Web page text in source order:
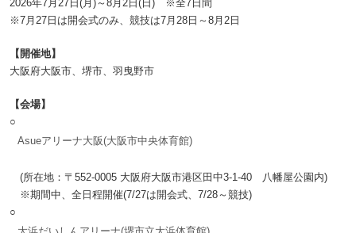
2026年7月27日(月)～8月2日(日) ※全7日間
※7月27日は開会式のみ、競技は7月28日～8月2日
【開催地】
大阪府大阪市、堺市、羽曳野市
【会場】
○
Asueアリーナ大阪(大阪市中央体育館)
(所在地：〒552-0005 大阪府大阪市港区田中3-1-40 八幡屋公園内)
※期間中、全日程開催(7/27は開会式、7/28～競技)
○